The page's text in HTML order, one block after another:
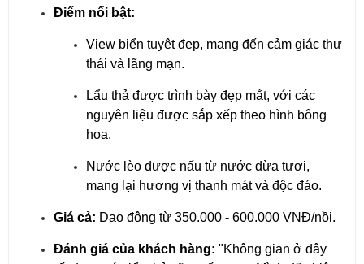
Điểm nổi bật:
View biển tuyệt đẹp, mang đến cảm giác thư
thái và lãng mạn.
Lẩu thả được trình bày đẹp mắt, với các
nguyên liệu được sắp xếp theo hình bông
hoa.
Nước lèo được nấu từ nước dừa tươi,
mang lại hương vị thanh mát và độc đáo.
Giá cả: Dao động từ 350.000 - 600.000 VNĐ/nồi.
Đánh giá của khách hàng: "Không gian ở đây